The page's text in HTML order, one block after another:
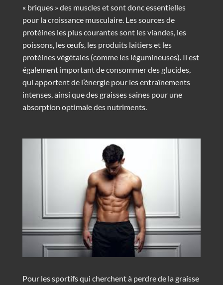
« briques » des muscles et sont donc essentielles
pour la croissance musculaire. Les sources de
protéines les plus courantes sont les viandes, les
poissons, les œufs, les produits laitiers et les
protéines végétales (comme les légumineuses). Il est
également important de consommer des glucides,
qui apportent de l’énergie pour les entraînements
intenses, ainsi que des graisses saines pour une
absorption optimale des nutriments.
Pour les sportifs qui cherchent à perdre de la graisse